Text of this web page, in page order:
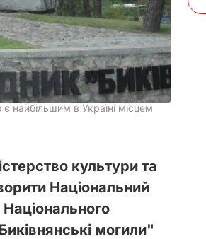
найбільшим в Україні місцем
культури та
Національний
могили"